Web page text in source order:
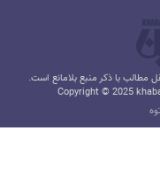
با ذکر منبع بلامانع است.
Copyright © 2025